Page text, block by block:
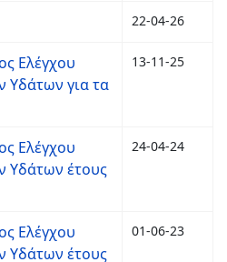
22-04-26
Ελέγχου
Υδάτων για τα
13-11-25
Ελέγχου
Υδάτων έτους
24-04-24
Ελέγχου
Υδάτων έτους
01-06-23